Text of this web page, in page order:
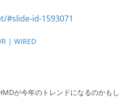
| WIRED
が今年のトレンドになるのかもし